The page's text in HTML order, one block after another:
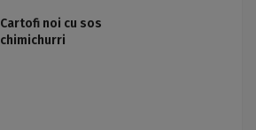
Cartofi noi cu sos
chimichurri